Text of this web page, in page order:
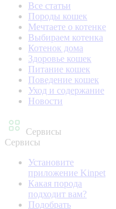
Все статьи
Породы кошек
Мечтаете о котенке
Выбираем котенка
Котенок дома
Здоровье кошек
Питание кошек
Поведение кошек
Уход и содержание
Новости
Сервисы
Сервисы
Установите
приложение Kinpet
Какая порода
подходит вам?
Подобрать